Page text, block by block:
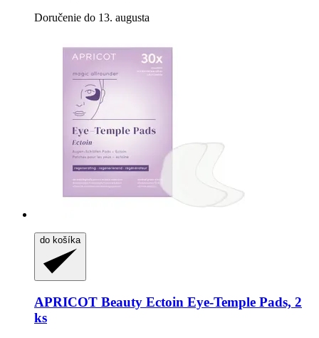
Doručenie do 13. augusta
do košíka
APRICOT Beauty Ectoin Eye-​Temple Pads, 2
ks